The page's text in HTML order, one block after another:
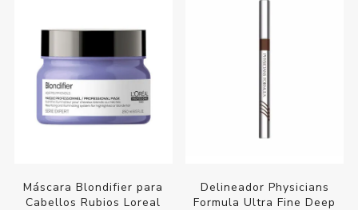
Máscara Blondifier para
Cabellos Rubios Loreal
Delineador Physicians
Formula Ultra Fine Deep